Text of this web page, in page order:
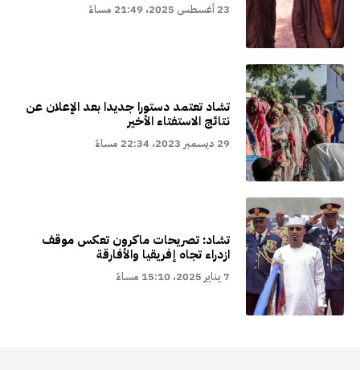
23 أغسطس 2025، 21:49 مساءً
تشاد تعتمد دستورا جديدا بعد الإعلان عن
نتائج الاستفتاء الأخير
29 ديسمبر 2023، 22:34 مساءً
تشاد: تصريحات ماكرون تعكس موقف
ازدراء تجاه إفريقيا والأفارقة
7 يناير 2025، 15:10 مساءً